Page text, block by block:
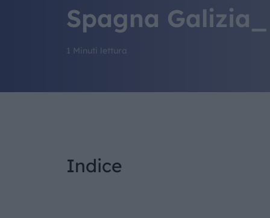
Spagna
1 Minuti lettura
Indice